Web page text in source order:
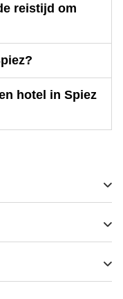
reistijd om
hotel in Spiez